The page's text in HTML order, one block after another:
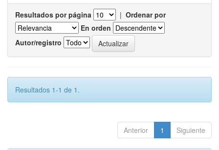
Resultados por página | Ordenar por
En orden
Autor/registro
Resultados 1-1 de 1.
Anterior 1 Siguiente